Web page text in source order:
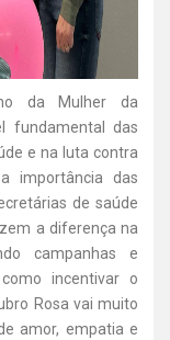
da Mulher da
fundamental das
e na luta contra
importância das
de saúde
a diferença na
campanhas e
incentivar o
Rosa vai muito
amor, empatia e